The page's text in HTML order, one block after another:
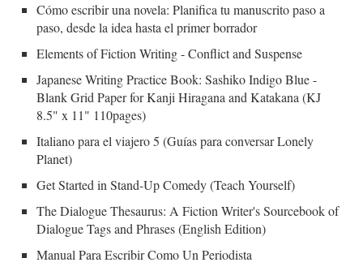
Cómo escribir una novela: Planifica tu manuscrito paso a
paso, desde la idea hasta el primer borrador
Elements of Fiction Writing - Conflict and Suspense
Japanese Writing Practice Book: Sashiko Indigo Blue -
Blank Grid Paper for Kanji Hiragana and Katakana (KJ
8.5" x 11" 110pages)
Italiano para el viajero 5 (Guías para conversar Lonely
Planet)
Get Started in Stand-Up Comedy (Teach Yourself)
The Dialogue Thesaurus: A Fiction Writer's Sourcebook of
Dialogue Tags and Phrases (English Edition)
Manual Para Escribir Como Un Periodista